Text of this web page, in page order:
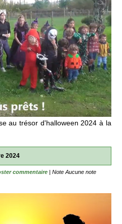
au trésor d'halloween 2024 à la
2024
commentaire | NoteAucune note